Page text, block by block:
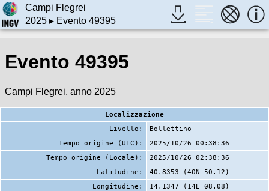
Campi Flegrei
2025▸ Evento 49395
Evento 49395
Campi Flegrei, anno 2025
Localizzazione
Livello:
Bollettino
Tempo origine (UTC):
2025/10/26 00:38:36
Tempo origine (Locale):
2025/10/26 02:38:36
Latitudine:
40.8353 (40N 50.12)
Longitudine:
14.1347 (14E 08.08)